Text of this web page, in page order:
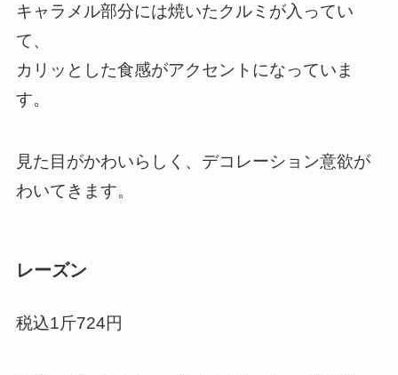
キャラメル部分には焼いたクルミが入ってい
て、
カリッとした食感がアクセントになっていま
す。
見た目がかわいらしく、デコレーション意欲が
わいてきます。
レーズン
税込1斤724円